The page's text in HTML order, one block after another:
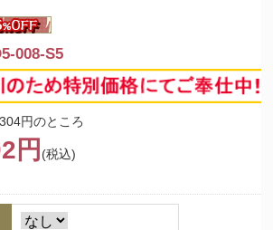
008-S5
円のところ
円 (税込)